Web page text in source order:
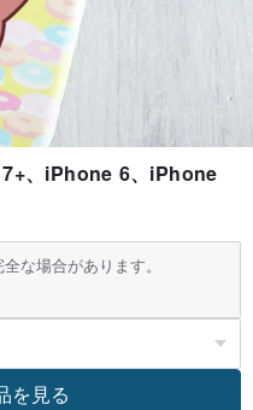
、iPhone 6、iPhone
な場合があります。
を見る